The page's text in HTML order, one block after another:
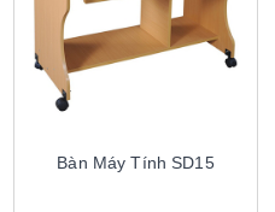
Bàn Máy Tính SD15